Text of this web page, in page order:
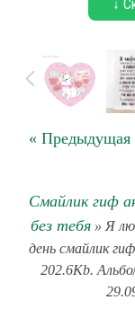
↓
« Предыдущая
Смайлик гиф
без тебя» Я
день смайлик
202.6Kb.